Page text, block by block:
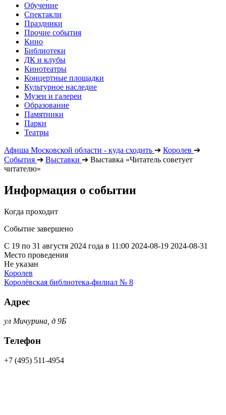
Обучение
Спектакли
Праздники
Прочие события
Кино
Библиотеки
ДК и клубы
Кинотеатры
Концертные площадки
Культурное наследие
Музеи и галереи
Образование
Памятники
Парки
Театры
Афиша Московской области - куда сходить ➔ Королев ➔
События ➔ Выставки ➔ Выставка «Читатель советует
читателю»
Информация о событии
Когда проходит
Событие завершено
С 19 по 31 августя 2024 года в 11:00 2024-08-19 2024-08-31
Место проведения
Не указан
Королев
Королёвская библиотека-филиал № 8
Адрес
ул Мичурина, д 9Б
Телефон
+7 (495) 511-4954